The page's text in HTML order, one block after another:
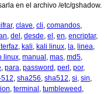
en el archivo /etc/gshadow.
, clave, cli, comandos,
, del , desde, el , en, encriptar,
, kali, kali linux, la, linea,
linux, manual , mas, md5,
, para, password , perl , por,
, sha256, sha512, si, sin,
, terminal , tumbleweed ,